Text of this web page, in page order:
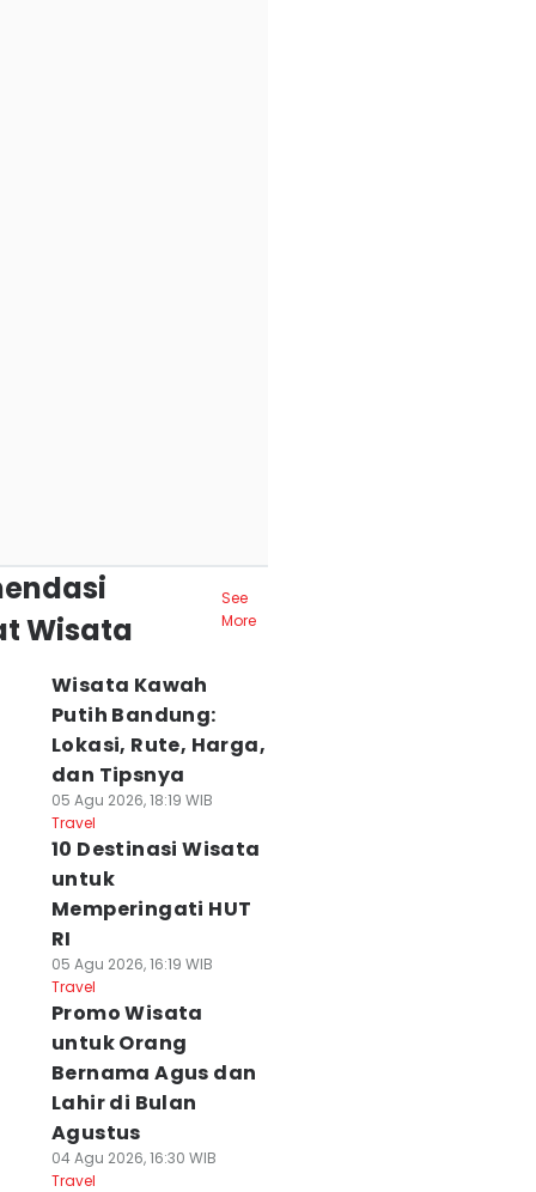
Wisata
See
More
Wisata Kawah
Putih Bandung:
Lokasi, Rute, Harga,
dan Tipsnya
05 Agu 2026, 18:19 WIB
Travel
10 Destinasi Wisata
untuk
Memperingati HUT
RI
05 Agu 2026, 16:19 WIB
Travel
Promo Wisata
untuk Orang
Bernama Agus dan
Lahir di Bulan
Agustus
04 Agu 2026, 16:30 WIB
Travel